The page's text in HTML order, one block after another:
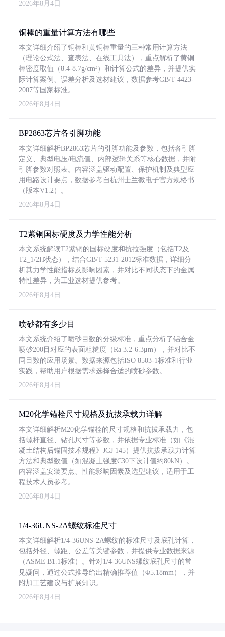
2026年8月4日
铜棒的重量计算方法有哪些
本文详细介绍了铜棒和黄铜棒重量的三种常用计算方法
（理论公式法、查表法、在线工具法），重点解析了黄铜
棒密度取值（8.4-8.7g/cm³）和计算公式的差异，并提供实
际计算案例、误差分析及选材建议，数据参考GB/T 4423-
2007等国家标准。
2026年8月4日
BP2863芯片各引脚功能
本文详细解析BP2863芯片的引脚功能及参数，包括各引脚
定义、典型电压/电流值、内部逻辑关系等核心数据，并附
引脚参数对照表。内容涵盖驱动配置、保护机制及典型应
用电路设计要点，数据参考自杭州士兰微电子官方规格书
（版本V1.2）。
2026年8月4日
T2紫铜国标硬度及力学性能分析
本文系统解读T2紫铜的国标硬度和抗拉强度（包括T2及
T2_1/2H状态），结合GB/T 5231-2012标准数据，详细分
析其力学性能指标及影响因素，并对比不同状态下的金属
特性差异，为工业选材提供参考。
2026年8月4日
喷砂都有多少目
本文系统介绍了喷砂目数的分级标准，重点分析了铝合金
喷砂200目对应的表面粗糙度（Ra 3.2-6.3μm），并对比不
同目数的应用场景。数据来源包括ISO 8503-1标准和行业
实践，帮助用户根据需求选择合适的喷砂参数。
2026年8月4日
M20化学锚栓尺寸规格及抗拔承载力详解
本文详细解析M20化学锚栓的尺寸规格和抗拔承载力，包
括螺杆直径、钻孔尺寸等参数，并依据专业标准（如《混
凝土结构后锚固技术规程》JGJ 145）提供抗拔承载力计算
方法和典型数值（如混凝土强度C30下设计值约80kN）。
内容涵盖安装要点、性能影响因素及选型建议，适用于工
程技术人员参考。
2026年8月4日
1/4-36UNS-2A螺纹标准尺寸
本文详细解析1/4-36UNS-2A螺纹的标准尺寸及底孔计算，
包括外径、螺距、公差等关键参数，并提供专业数据来源
（ASME B1.1标准）。针对1/4-36UNS螺纹底孔尺寸的常
见疑问，通过公式推导给出精确推荐值（Φ5.18mm），并
附加工艺建议与扩展知识。
2026年8月4日